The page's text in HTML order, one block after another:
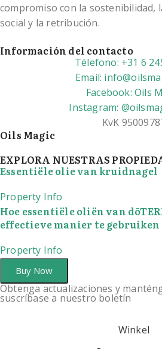
compromiso con la sostenibilidad,
social y la retribución.
Información del contacto
Télefono: +31 6
Email:
Facebook: Oils
Instagram:
KvK
Oils Magic
EXPLORA NUESTRAS
Essentiële olie van kruidnagel
Property Info
Hoe essentiële oliën van
effectieve manier te gebruiken
Property Info
Buy Now
Obtenga actualizaciones y
suscríbase a nuestro boletín
Winkel